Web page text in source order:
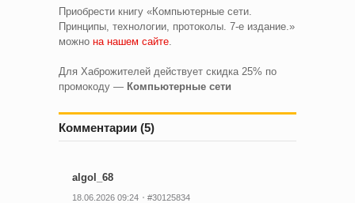
Приобрести книгу «Компьютерные сети.
Принципы, технологии, протоколы. 7-е издание.»
можно на нашем сайте
Для Хаброжителей действует скидка 25% по
промокоду — Компьютерные сети
Комментарии (5)
algol_68
18.06.2026 09:24 #30125834